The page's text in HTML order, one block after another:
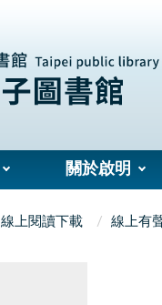
關於啟明
線上閱讀下載 線上有